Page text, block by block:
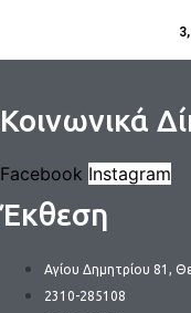
Κοινωνικά
Facebook Instagram
Έκθεση
Αγίου Δημητρίου 81,
2310-285108